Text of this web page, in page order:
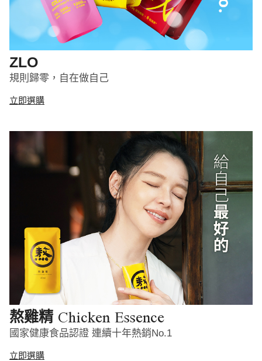
ZLO
規則歸零，自在做自己
立即選購
熬雞精 Chicken Essence
國家健康食品認證 連續十年熱銷No.1
立即選購